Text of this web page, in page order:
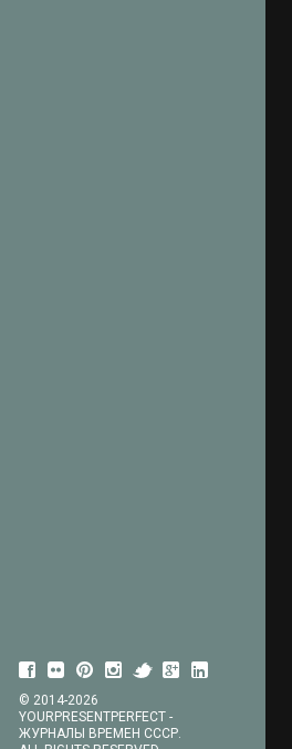
© 2014-2026
YOURPRESENTPERFECT -
ЖУРНАЛЫ ВРЕМЕН СССР.